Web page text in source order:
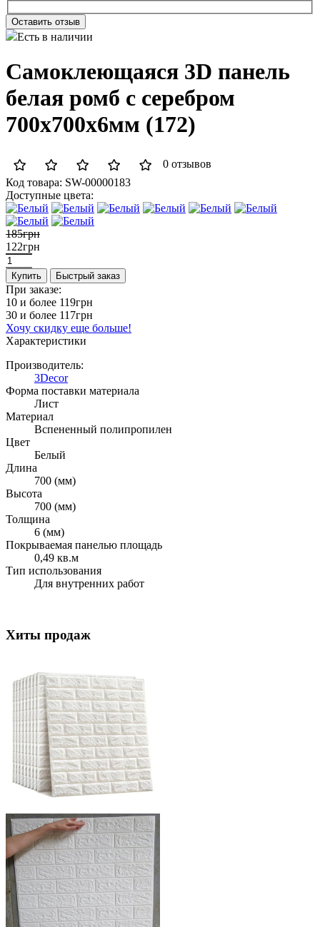
Оставить отзыв
Есть в наличии
Самоклеющаяся 3D панель
белая ромб с серебром
700x700x6мм (172)
0 отзывов
Код товара: SW-00000183
Доступные цвета:
185грн
122грн
Купить Быстрый заказ
При заказе:
10 и более 119грн
30 и более 117грн
Хочу скидку еще больше!
Характеристики
Производитель:
3Decor
Форма поставки материала
Лист
Материал
Вспененный полипропилен
Цвет
Белый
Длина
700 (мм)
Высота
700 (мм)
Толщина
6 (мм)
Покрываемая панелью площадь
0,49 кв.м
Тип использования
Для внутренних работ
Хиты продаж